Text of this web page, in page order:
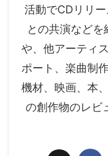
活動でCDリリ
との共演などを
や、他アーティ
ポート、楽曲制
機材、映画、本
の創作物のレビ